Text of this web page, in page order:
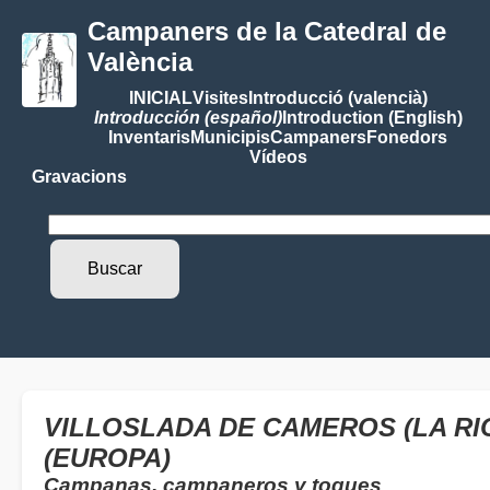
Campaners de la Catedral de
València
INICIALVisitesIntroducció (valencià)
Introducción (español)Introduction (English)
InventarisMunicipisCampanersFonedors
Vídeos
Gravacions
VILLOSLADA DE CAMEROS (LA
(EUROPA)
Campanas, campaneros y toques